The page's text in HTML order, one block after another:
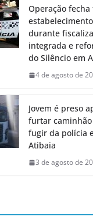
Operação fecha
durante
integrada e
do Silêncio em
4 de agosto de
Jovem é preso
furtar
fugir da polícia
Atibaia
3 de agosto de